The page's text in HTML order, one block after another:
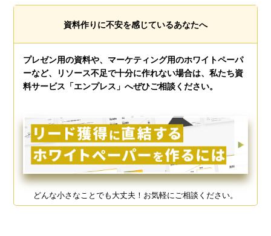
資料作りに不安を感じているあなたへ
プレゼン用の資料や、マーケティング用のホワイトペーパ
ーなど、リソース不足で十分に作れない場合は、私たち資
料サービス「エンプレス」へぜひご相談ください。
どんな小さなことでも大丈夫！お気軽にご相談ください。